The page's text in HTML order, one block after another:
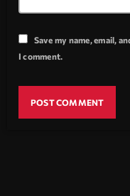
Save my name, email,
I comment.